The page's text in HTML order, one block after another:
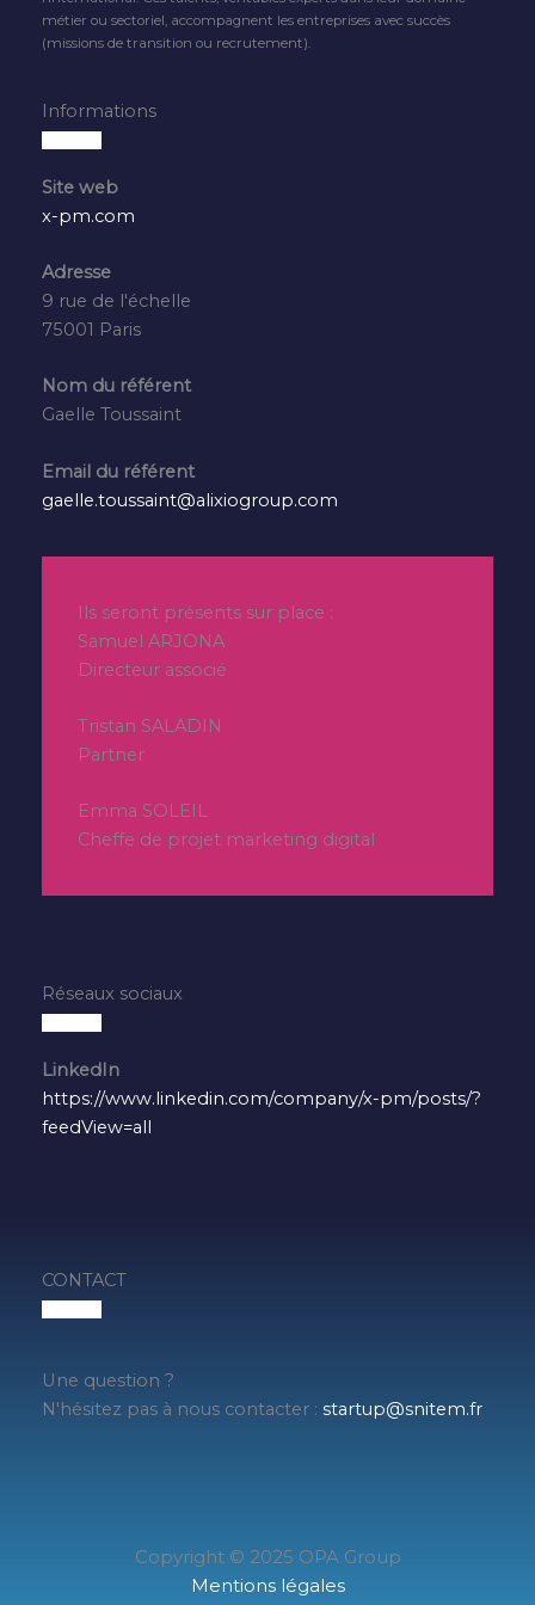
métier ou sectoriel, accompagnent les entreprises avec succès
(missions de transition ou recrutement).
Informations
Site web
x-pm.com
Adresse
9 rue de l'échelle
75001 Paris
Nom du référent
Gaelle Toussaint
Email du référent
gaelle.toussaint@alixiogroup.com
Ils seront présents sur place :
Samuel ARJONA
Directeur associé
Tristan SALADIN
Partner
Emma SOLEIL
Cheffe de projet marketing digital
Réseaux sociaux
LinkedIn
https://www.linkedin.com/company/x-pm/posts/?
feedView=all
CONTACT
Une question ?
N'hésitez pas à nous contacter : startup@snitem.fr
Copyright © 2025 OPA Group
Mentions légales